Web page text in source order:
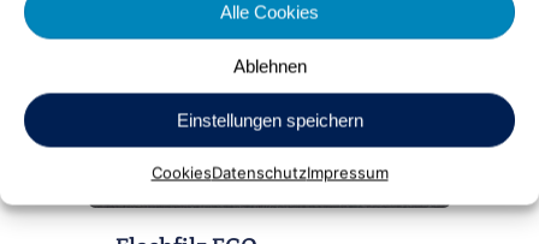
Alle Cookies
Ablehnen
Einstellungen speichern
CookiesDatenschutzImpressum